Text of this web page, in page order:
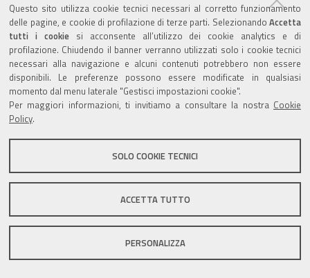
Questo sito utilizza cookie tecnici necessari al corretto funzionamento
delle pagine, e cookie di profilazione di terze parti. Selezionando Accetta
tutti i cookiesi acconsente all’utilizzo dei cookie analytics e di
profilazione. Chiudendo il banner verranno utilizzati solo i cookie tecnici
necessari alla navigazione e alcuni contenuti potrebbero non essere
disponibili. Le preferenze possono essere modificate in qualsiasi
momento dal menu laterale "Gestisci impostazioni cookie".
Per maggiori informazioni, ti invitiamo a consultare la nostra Cookie
Policy.
SOLO COOKIE TECNICI
ACCETTA TUTTO
PERSONALIZZA
Valuta questo sito
Sito istituzionale Comune di Zola Predosa
Privacy policy|DPO|Accessibilità